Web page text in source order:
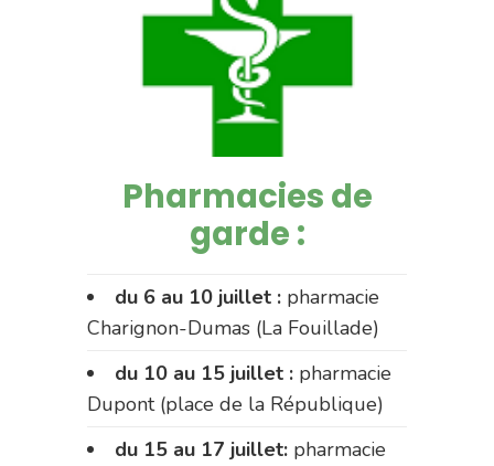
Pharmacies de
garde :
du 6 au 10 juillet : pharmacie
Charignon-Dumas (La Fouillade)
du 10 au 15 juillet : pharmacie
Dupont (place de la République)
du 15 au 17 juillet: pharmacie